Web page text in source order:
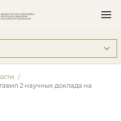
2 научных доклада на